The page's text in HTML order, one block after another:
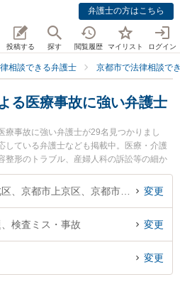
弁護士の方はこちら
投稿する 探す 閲覧履歴 マイリスト ログイン
相談できる弁護士 京都市で法律相談で
る医療事故に強い弁護士
療事故に強い弁護士が29名見つかりまし
している弁護士なども掲載中。医療・介護
整形のトラブル、産婦人科の訴訟等の細か
です。特にアクシス法律事務所の大澤 祐紀
弁護士、弁護士法人富士パートナーズ 富士
護士に相談したい』『検査ミスによる医療
くの弁護士を検索したい』『初回相談無料
談できる京都市内の弁護士に相談予約した
変更
検査ミス・事故 変更
変更